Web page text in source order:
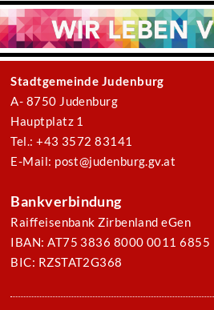
Stadtgemeinde Judenburg
A- 8750 Judenburg
Hauptplatz 1
Tel.: +43 3572 83141
E-Mail: post@judenburg.gv.at
Bankverbindung
Raiffeisenbank Zirbenland eGen
IBAN: AT75 3836 8000 0011 6855
BIC: RZSTAT2G368